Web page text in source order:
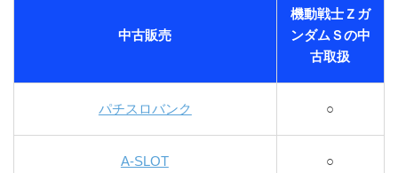
中古販売
機動戦士Ｚガ
ンダムＳの中
古取扱
パチスロバンク ○
A-SLOT ○